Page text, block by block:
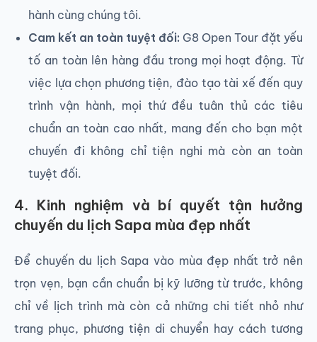
hành cùng chúng tôi.
Cam kết an toàn tuyệt đối: G8 Open Tour đặt yếu
tố an toàn lên hàng đầu trong mọi hoạt động. Từ
việc lựa chọn phương tiện, đào tạo tài xế đến quy
trình vận hành, mọi thứ đều tuân thủ các tiêu
chuẩn an toàn cao nhất, mang đến cho bạn một
chuyến đi không chỉ tiện nghi mà còn an toàn
tuyệt đối.
4. Kinh nghiệm và bí quyết tận hưởng
chuyến du lịch Sapa mùa đẹp nhất
Để chuyến du lịch Sapa vào mùa đẹp nhất trở nên
trọn vẹn, bạn cần chuẩn bị kỹ lưỡng từ trước, không
chỉ về lịch trình mà còn cả những chi tiết nhỏ như
trang phục, phương tiện di chuyển hay cách tương